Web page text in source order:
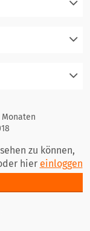
zu können,
hier einloggen